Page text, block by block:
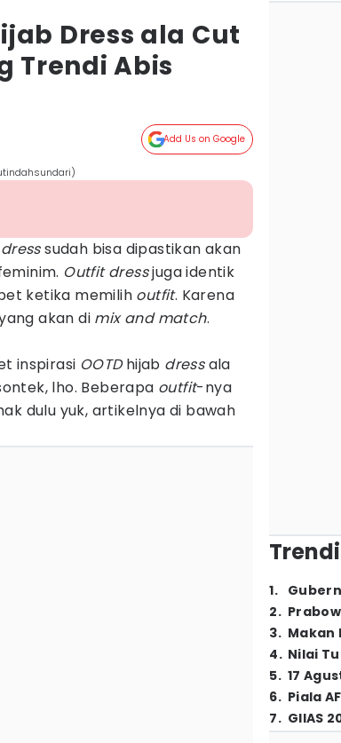
Dress ala Cut
Trendi Abis
Add Us on Google
sudah bisa dipastikan akan
Outfit dressjuga identik
ketika memilih outfit. Karena
akan di mix and match.
inspirasi OOTDhijab dressala
lho. Beberapa outfit-nya
dulu yuk, artikelnya di bawah
1.
2.
3. Makan
4. Nilai
5. 17
6. Piala
7. GIIAS